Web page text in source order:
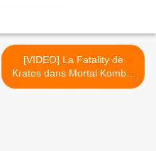
[VIDEO] La Fatality de
Kratos dans Mortal Kombat
>